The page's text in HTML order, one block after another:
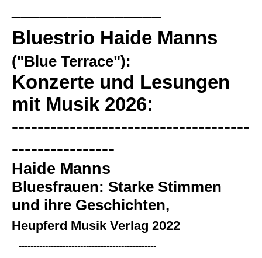
Bluestrio Haide Manns
("Blue Terrace"):
Konzerte und Lesungen
mit Musik 2026:
-------------------------------------
----------------
Haide Manns
Bluesfrauen: Starke Stimmen
und ihre Geschichten,
Heupferd Musik Verlag 2022
-----------------------------------------------